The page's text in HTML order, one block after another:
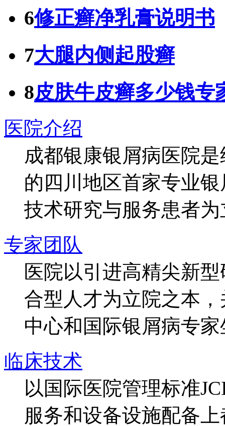
6修正癣净乳膏说明书
7大腿内侧起股癣
8皮肤牛皮癣多少钱专
医院介绍
成都银康银屑病医院
的四川地区首家专业
技术研究与服务患者
专家团队
医院以引进高精尖新
合型人才为立院之本
中心和国际银屑病专
临床技术
以国际医院管理标准
服务和设备设施配备